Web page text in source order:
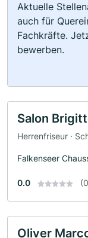
Aktuelle
auch für
Fachkräfte.
bewerben.
Salon
Herrenfriseur ·
Falkenseer
0.0
Oliver